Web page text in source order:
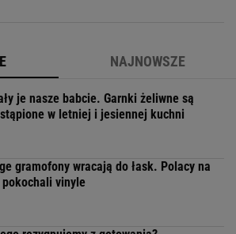
NAJNOWSZE
je nasze babcie. Garnki żeliwne są
w letniej i jesiennej kuchni
gramofony wracają do łask. Polacy na
pokochali vinyle